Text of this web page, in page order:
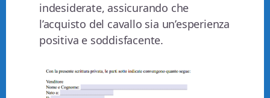
indesiderate, assicurando che
l’acquisto del cavallo sia un’esperienza
positiva e soddisfacente.